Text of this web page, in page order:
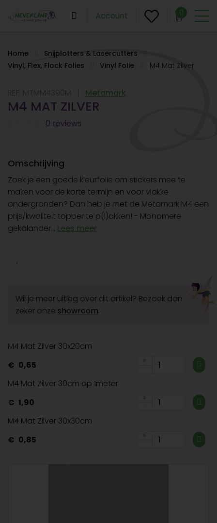
Account 0
Home
Snijplotters & Lasercutters
Vinyl, Flex, Flock Folies
Vinyl Folie M4 Mat Zilver
Metamark
M4 MAT ZILVER
0 reviews
Omschrijving
Zoek je een goede kleurfolie om stickers mee te
maken voor de korte termijn en voor vlakke
ondergronden? Dan heb je met de Metamark M4 een
prijs/kwaliteit topper te p(l)akken! - Monomere
gekalander... Lees meer
Wil je meer uitleg over dit artikel? Bezoek dan
zeker onze showroom.
M4 Mat Zilver 30x20cm
0,65
M4 Mat Zilver 30cm op 1meter
1,90
M4 Mat Zilver 30x30cm
0,85